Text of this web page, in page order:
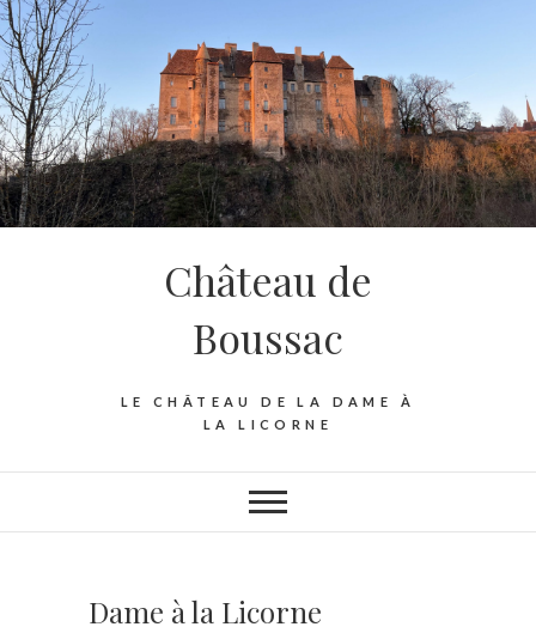
Skip
to
content
Château de
Boussac
LE CHÂTEAU DE LA DAME À
LA LICORNE
Dame à la Licorne